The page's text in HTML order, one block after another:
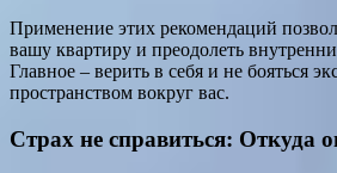
Применение этих рекомендаций
вашу квартиру и преодолеть
Главное – верить в себя и не бояться
пространством вокруг вас.
Страх не справиться: Откуда